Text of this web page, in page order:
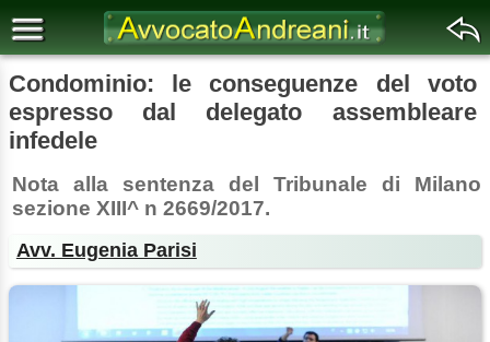
Condominio: le conseguenze del voto
espresso dal delegato assembleare
infedele
Nota alla sentenza del Tribunale di Milano
sezione XIII^ n 2669/2017.
Avv. Eugenia Parisi